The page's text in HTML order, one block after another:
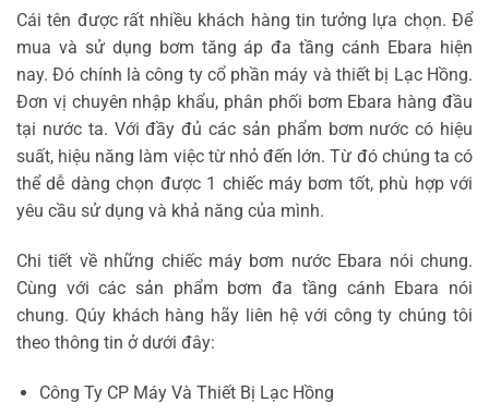
Cái tên được rất nhiều khách hàng tin tưởng lựa chọn. Để
mua và sử dụng bơm tăng áp đa tầng cánh Ebara hiện
nay. Đó chính là công ty cổ phần máy và thiết bị Lạc Hồng.
Đơn vị chuyên nhập khẩu, phân phối bơm Ebara hàng đầu
tại nước ta. Với đầy đủ các sản phẩm bơm nước có hiệu
suất, hiệu năng làm việc từ nhỏ đến lớn. Từ đó chúng ta có
thể dễ dàng chọn được 1 chiếc máy bơm tốt, phù hợp với
yêu cầu sử dụng và khả năng của mình.
Chi tiết về những chiếc máy bơm nước Ebara nói chung.
Cùng với các sản phẩm bơm đa tầng cánh Ebara nói
chung. Qúy khách hàng hãy liên hệ với công ty chúng tôi
theo thông tin ở dưới đây:
Công Ty CP Máy Và Thiết Bị Lạc Hồng